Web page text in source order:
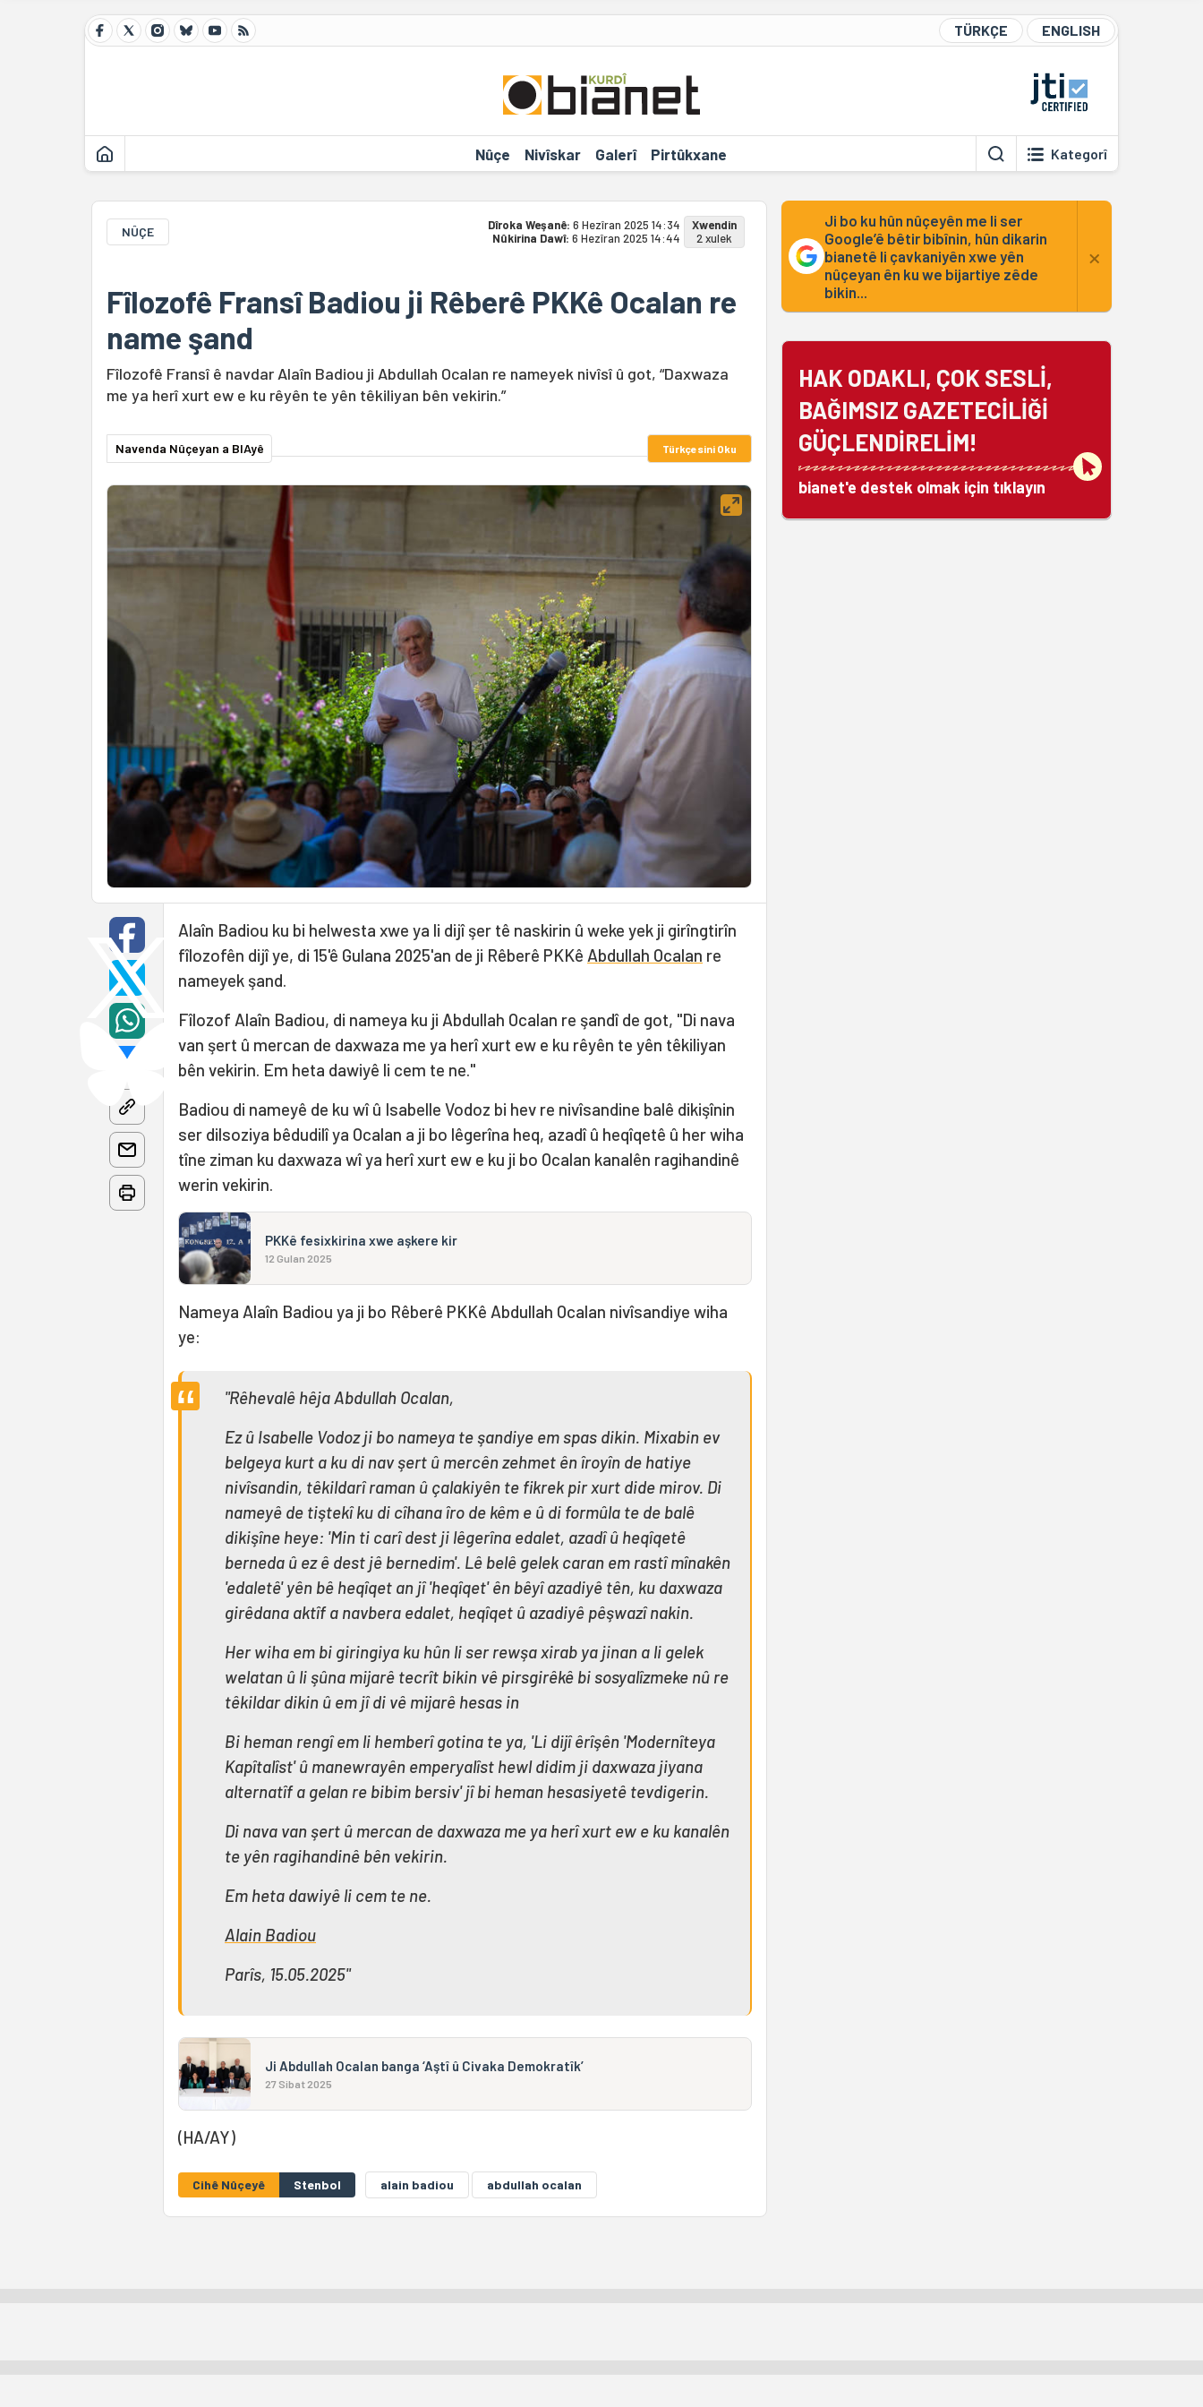
TÜRKÇE ENGLISH
Nûçe Nivîskar Galerî Pirtûkxane Kategorî
NÛÇE Dîroka Weşanê: 6 Hezîran 2025 14:34
Nûkirina Dawî: 6 Hezîran 2025 14:44
Xwendin
2 xulek
Fîlozofê Fransî Badiou ji Rêberê PKKê Ocalan re
name şand
Fîlozofê Fransî ê navdar Alaîn Badiou ji Abdullah Ocalan re nameyek nivîsî û got, “Daxwaza
me ya herî xurt ew e ku rêyên te yên têkiliyan bên vekirin.”
Navenda Nûçeyan a BIAyê Türkçesini Oku
Alaîn Badiou ku bi helwesta xwe ya li dijî şer tê naskirin û weke yek ji girîngtirîn
fîlozofên dijî ye, di 15'ê Gulana 2025'an de ji Rêberê PKKê Abdullah Ocalan re
nameyek şand.
Fîlozof Alaîn Badiou, di nameya ku ji Abdullah Ocalan re şandî de got, "Di nava
van şert û mercan de daxwaza me ya herî xurt ew e ku rêyên te yên têkiliyan
bên vekirin. Em heta dawiyê li cem te ne."
Badiou di nameyê de ku wî û Isabelle Vodoz bi hev re nivîsandine balê dikişînin
ser dilsoziya bêdudilî ya Ocalan a ji bo lêgerîna heq, azadî û heqîqetê û her wiha
tîne ziman ku daxwaza wî ya herî xurt ew e ku ji bo Ocalan kanalên ragihandinê
werin vekirin.
PKKê fesixkirina xwe aşkere kir
12 Gulan 2025
Nameya Alaîn Badiou ya ji bo Rêberê PKKê Abdullah Ocalan nivîsandiye wiha
ye:
"Rêhevalê hêja Abdullah Ocalan,
Ez û Isabelle Vodoz ji bo nameya te şandiye em spas dikin. Mixabin ev
belgeya kurt a ku di nav şert û mercên zehmet ên îroyîn de hatiye
nivîsandin, têkildarî raman û çalakiyên te fikrek pir xurt dide mirov. Di
nameyê de tiştekî ku di cîhana îro de kêm e û di formûla te de balê
dikişîne heye: 'Min ti carî dest ji lêgerîna edalet, azadî û heqîqetê
berneda û ez ê dest jê bernedim'. Lê belê gelek caran em rastî mînakên
'edaletê' yên bê heqîqet an jî 'heqîqet' ên bêyî azadiyê tên, ku daxwaza
girêdana aktîf a navbera edalet, heqîqet û azadiyê pêşwazî nakin.
Her wiha em bi giringiya ku hûn li ser rewşa xirab ya jinan a li gelek
welatan û li şûna mijarê tecrît bikin vê pirsgirêkê bi sosyalîzmeke nû re
têkildar dikin û em jî di vê mijarê hesas in
Bi heman rengî em li hemberî gotina te ya, 'Li dijî êrîşên 'Modernîteya
Kapîtalîst' û manewrayên emperyalîst hewl didim ji daxwaza jiyana
alternatîf a gelan re bibim bersiv' jî bi heman hesasiyetê tevdigerin.
Di nava van şert û mercan de daxwaza me ya herî xurt ew e ku kanalên
te yên ragihandinê bên vekirin.
Em heta dawiyê li cem te ne.
Alain Badiou
Parîs, 15.05.2025"
Ji Abdullah Ocalan banga ‘Aştî û Civaka Demokratîk’
27 Sibat 2025
(HA/AY)
Cihê Nûçeyê Stenbol alain badiou abdullah ocalan
Ji bo ku hûn nûçeyên me li ser
Google’ê bêtir bibînin, hûn dikarin
bianetê li çavkaniyên xwe yên
nûçeyan ên ku we bijartiye zêde
bikin...
×
HAK ODAKLI, ÇOK SESLİ,
BAĞIMSIZ GAZETECİLİĞİ
GÜÇLENDİRELİM!
bianet'e destek olmak için tıklayın